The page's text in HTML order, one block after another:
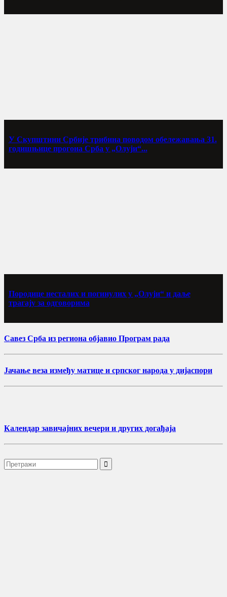
У Скупштини Србије трибина поводом обележавања 31.
годишњице прогона Срба у „Олуји“...
Породице несталих и погинулих у „Олуји“ и даље
трагају за одговорима
Савез Срба из региона објавио Програм рада
Јачање веза између матице и српског народа у дијаспори
Календар завичајних вечери и других догађаја